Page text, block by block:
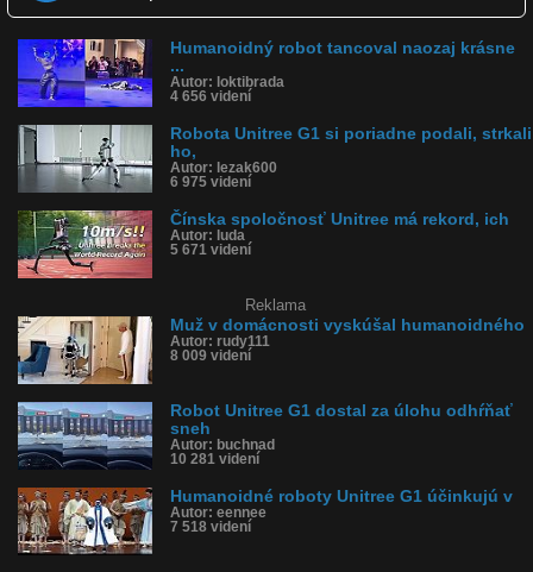
Unitree pri ňom uvádza riadenie pohybu založené na imitácii a
reinforcement learningu, teda učení pohybov a reakcií.
V teste stability G1 pôsobí veľmi presvedčivo – vie sa rýchlo
spamätať po strčení či kopnutí. Nie je to však dôkaz, že je
bezpečný alebo spoľahlivý v každej situácii. Je to skôr výborná
demonštrácia pokročilej rovnováhy a riadenia pohybu.
Kvalita: HD NQ
Zverejnené: 28.5.2026 17:23
Krajina: Čína 🇨🇳
Páči sa: 64% (14 hlasov)
Obľúbené: 0
Komentárov: 17
Dľžka: 0:48
Kategória: veda a technika
Tagy: robot, čína, humanoidný robot, unitree, g1, unitree g1,
stabilita, rovnováha, test stability
História sledovanosti videa:
Humanoidný robot tancoval naozaj krásne
...
Autor: loktibrada
4 656 videní
Robota Unitree G1 si poriadne podali, strkali
ho,
Autor: lezak600
6 975 videní
Čínska spoločnosť Unitree má rekord, ich
Autor: luda
5 671 videní
Reklama
Muž v domácnosti vyskúšal humanoidného
Autor: rudy111
8 009 videní
Robot Unitree G1 dostal za úlohu odhŕňať
sneh
Autor: buchnad
10 281 videní
Humanoidné roboty Unitree G1 účinkujú v
Autor: eennee
7 518 videní